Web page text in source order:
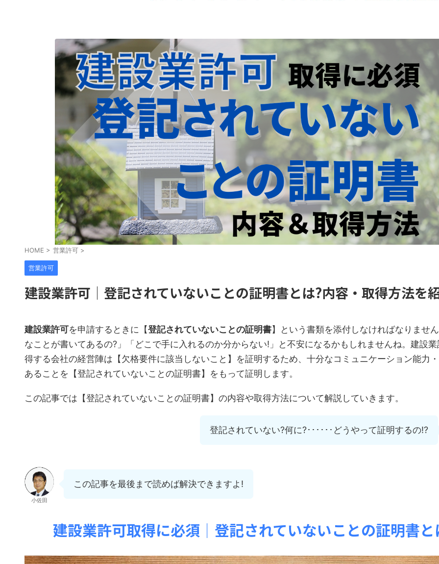
HOME > 営業許可 >
営業許可
建設業許可│登記されていないことの証明書とは?内容・取得方法を
建設業許可を申請するときに【登記されていないことの証明書】という書類を添付しなければなりませ
なことが書いてあるの?」「どこで手に入れるのか分からない!」と不安になるかもしれませんね。建設
得する会社の経営陣は【欠格要件に該当しないこと】を証明するため、十分なコミュニケーション能力
あることを【登記されていないことの証明書】をもって証明します。
この記事では【登記されていないことの証明書】の内容や取得方法について解説していきます。
登記されていない?何に?･･････どうやって証明するの!?
小佐田
この記事を最後まで読めば解決できますよ!
建設業許可取得に必須│登記されていないことの証明書と